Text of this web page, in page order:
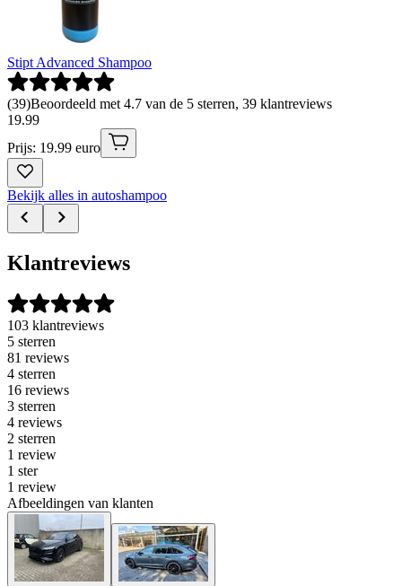
Stipt Advanced Shampoo
(39)Beoordeeld met 4.7 van de 5 sterren, 39 klantreviews
19.99
Prijs: 19.99 euro
Bekijk alles in autoshampoo
Klantreviews
103 klantreviews
5 sterren
81 reviews
4 sterren
16 reviews
3 sterren
4 reviews
2 sterren
1 review
1 ster
1 review
Afbeeldingen van klanten